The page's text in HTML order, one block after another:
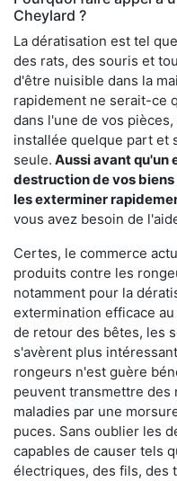
Cheylard ?
La dératisation est tel
des rats, des souris et
d'être nuisible dans la
rapidement ne serait-ce
dans l'une de vos
installée quelque part et
seule. Aussi avant qu'un
destruction de vos
les exterminer
vous avez besoin de
Certes, le commerce
produits contre les
notamment pour la
extermination efficace
de retour des bêtes, les
s'avèrent plus
rongeurs n'est guère
peuvent transmettre des
maladies par une
puces. Sans oublier les
capables de causer tels
électriques, des fils, des